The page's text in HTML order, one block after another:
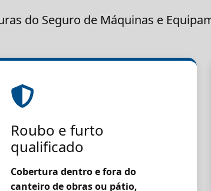
do Seguro de Máquinas e
Roubo e furto
qualificado
Cobertura dentro e fora do
canteiro de obras ou pátio,